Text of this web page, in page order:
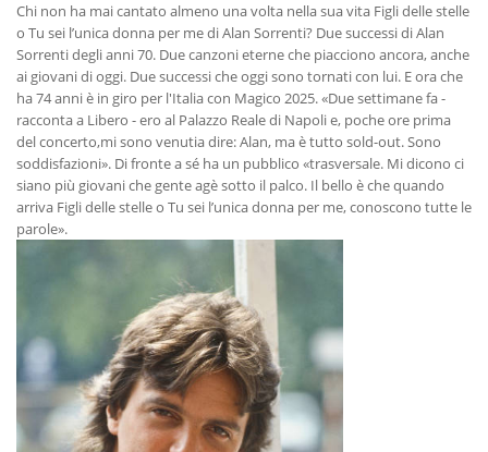
Chi non ha mai cantato almeno una volta nella sua vita Figli delle stelle
o Tu sei l’unica donna per me di Alan Sorrenti? Due successi di Alan
Sorrenti degli anni 70. Due canzoni eterne che piacciono ancora, anche
ai giovani di oggi. Due successi che oggi sono tornati con lui. E ora che
ha 74 anni è in giro per l'Italia con Magico 2025. «Due settimane fa -
racconta a Libero - ero al Palazzo Reale di Napoli e, poche ore prima
del concerto,mi sono venutia dire: Alan, ma è tutto sold-out. Sono
soddisfazioni». Di fronte a sé ha un pubblico «trasversale. Mi dicono ci
siano più giovani che gente agè sotto il palco. Il bello è che quando
arriva Figli delle stelle o Tu sei l’unica donna per me, conoscono tutte le
parole».